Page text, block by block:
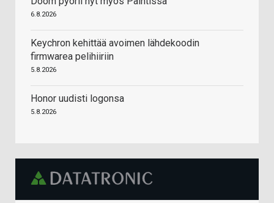
6.8.2026
Keychron kehittää avoimen lähdekoodin
firmwarea pelihiiriin
5.8.2026
Honor uudisti logonsa
5.8.2026